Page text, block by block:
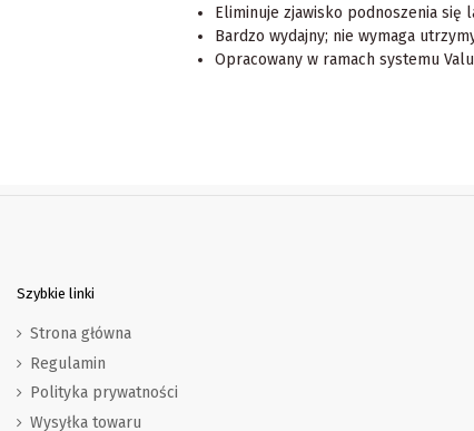
Eliminuje zjawisko podnoszenia się
Bardzo wydajny; nie wymaga
Opracowany w ramach systemu
Szybkie linki
Strona główna
Regulamin
Polityka prywatności
Wysyłka towaru